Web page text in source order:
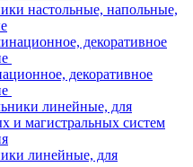
настольные, напольные,
декоративное
линейные, для